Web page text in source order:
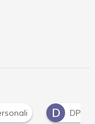
G Garante Privacy